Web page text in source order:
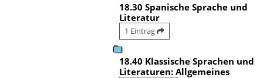
18.30 Spanische Sprache und
Literatur
1 Eintrag
18.40 Klassische Sprachen und
Literaturen: Allgemeines